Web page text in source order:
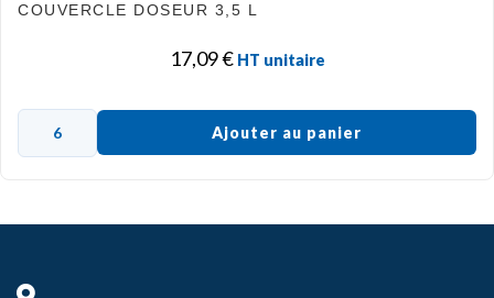
COUVERCLE DOSEUR 3,5 L
17,09€ HT unitaire
Ajouter au panier